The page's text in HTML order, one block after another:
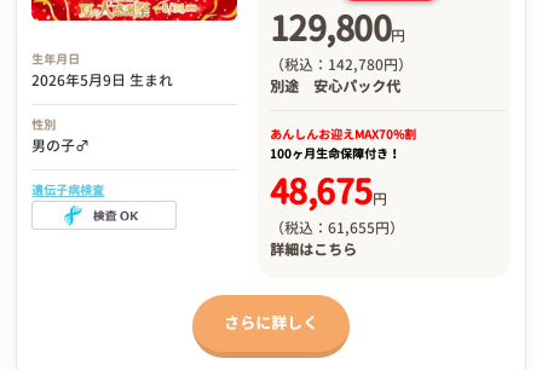
生年月日
2026年5月9日 生まれ
性別
男の子♂
遺伝子病検査
129,800円
（税込：142,780円）
別途 安心パック代
あんしんお迎えMAX70%割
100ヶ月生命保障付き！
48,675円
（税込：61,655円）
詳細はこちら
さらに詳しく